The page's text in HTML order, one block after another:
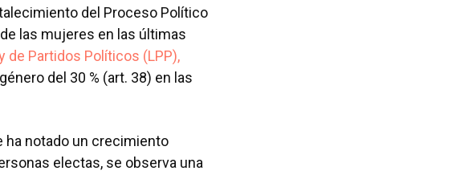
del Proceso Político
las mujeres en las últimas
de Partidos Políticos (LPP),
del 30 % (art. 38) en las
ha notado un crecimiento
electas, se observa una